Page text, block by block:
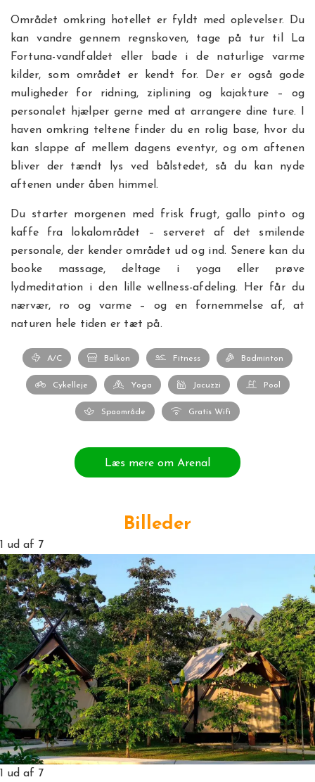
Området omkring hotellet er fyldt med oplevelser. Du
kan vandre gennem regnskoven, tage på tur til La
Fortuna-vandfaldet eller bade i de naturlige varme
kilder, som området er kendt for. Der er også gode
muligheder for ridning, ziplining og kajakture – og
personalet hjælper gerne med at arrangere dine ture. I
haven omkring teltene finder du en rolig base, hvor du
kan slappe af mellem dagens eventyr, og om aftenen
bliver der tændt lys ved bålstedet, så du kan nyde
aftenen under åben himmel.
Du starter morgenen med frisk frugt, gallo pinto og
kaffe fra lokalområdet – serveret af det smilende
personale, der kender området ud og ind. Senere kan du
booke massage, deltage i yoga eller prøve
lydmeditation i den lille wellness-afdeling. Her får du
nærvær, ro og varme – og en fornemmelse af, at
naturen hele tiden er tæt på.
A/C Balkon Fitness Badminton
Cykelleje Yoga Jacuzzi Pool
Spaområde Gratis Wifi
Læs mere om Arenal
Billeder
1 ud af 7
1 ud af 7